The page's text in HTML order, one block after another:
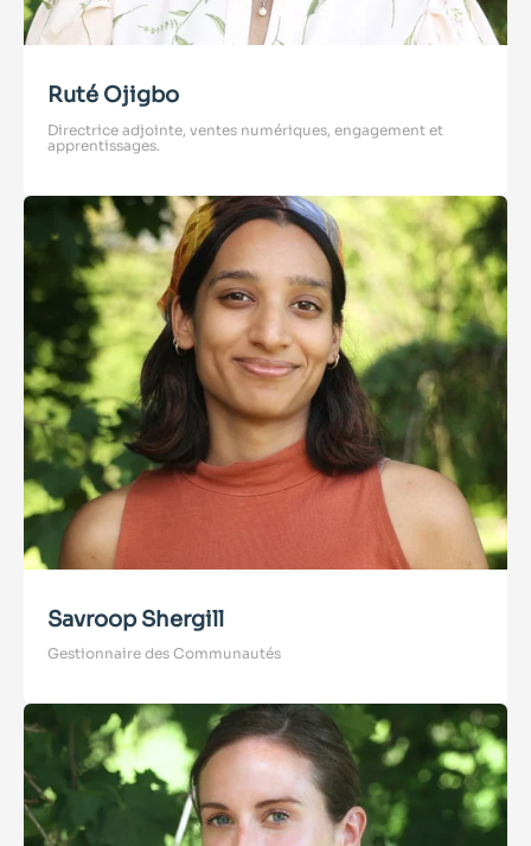
Ruté Ojigbo
Directrice adjointe, ventes numériques, engagement et
apprentissages.
Savroop Shergill
Gestionnaire des Communautés